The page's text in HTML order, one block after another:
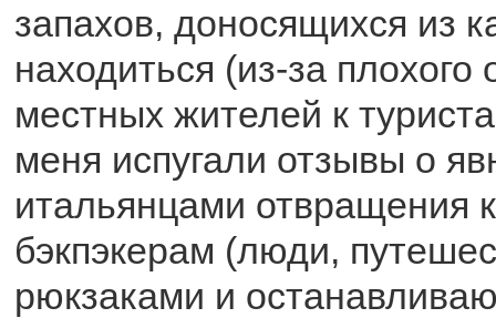
запахов, доносящихся из
находиться (из-за
местных жителей к
меня испугали отзывы о
итальянцами отвращения
бэкпэкерам (люди,
рюкзаками и